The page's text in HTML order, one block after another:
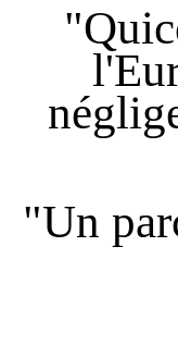
"Un